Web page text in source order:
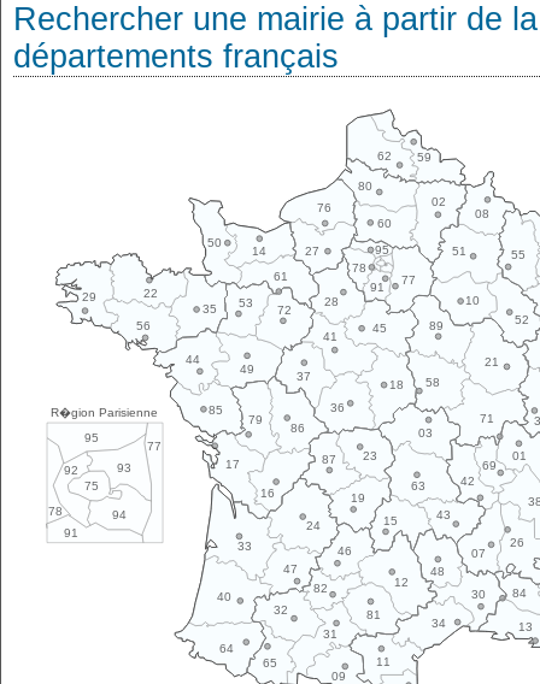
Rechercher une mairie à partir de
départements français
R�gion Parisienne
77
78
91
95
93
75
94
92
10
11
12
13
14
15
16
17
18
19
21
22
23
24
26
27
28
29
30
31
32
33
34
35
36
37
40
41
42
43
44
45
46
47
48
49
50
51
52
53
55
56
58
59
60
61
62
63
64
65
69
01
02
03
07
08
09
71
72
76
77
78
79
80
81
82 84
85
86
87
89
91
95